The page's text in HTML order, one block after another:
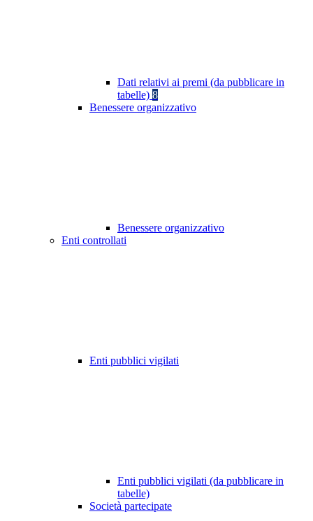
Dati relativi ai premi (da pubblicare in
tabelle) 8
Benessere organizzativo
Benessere organizzativo
Enti controllati
Enti pubblici vigilati
Enti pubblici vigilati (da pubblicare in
tabelle)
Società partecipate